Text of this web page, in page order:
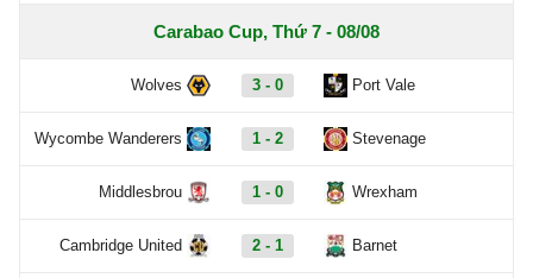
Carabao Cup, Thứ 7 - 08/08
Wolves 3 - 0 Port Vale
Wycombe Wanderers 1 - 2 Stevenage
Middlesbrou 1 - 0 Wrexham
Cambridge United 2 - 1 Barnet